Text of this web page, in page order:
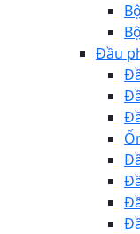
Đầu